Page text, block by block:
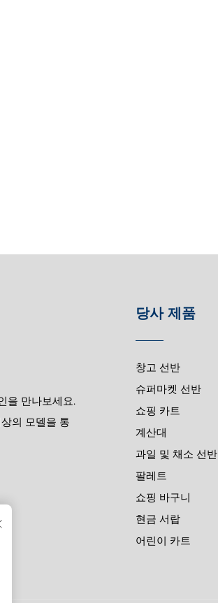
을 만나보세요.
의 모델을 통
당사 제품
창고 선반
슈퍼마켓 선반
쇼핑 카트
계산대
과일 및 채소 선반
팔레트
쇼핑 바구니
현금 서랍
어린이 카트